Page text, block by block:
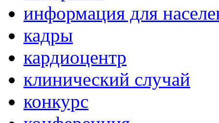
информация для
кадры
кардиоцентр
клинический случай
конкурс